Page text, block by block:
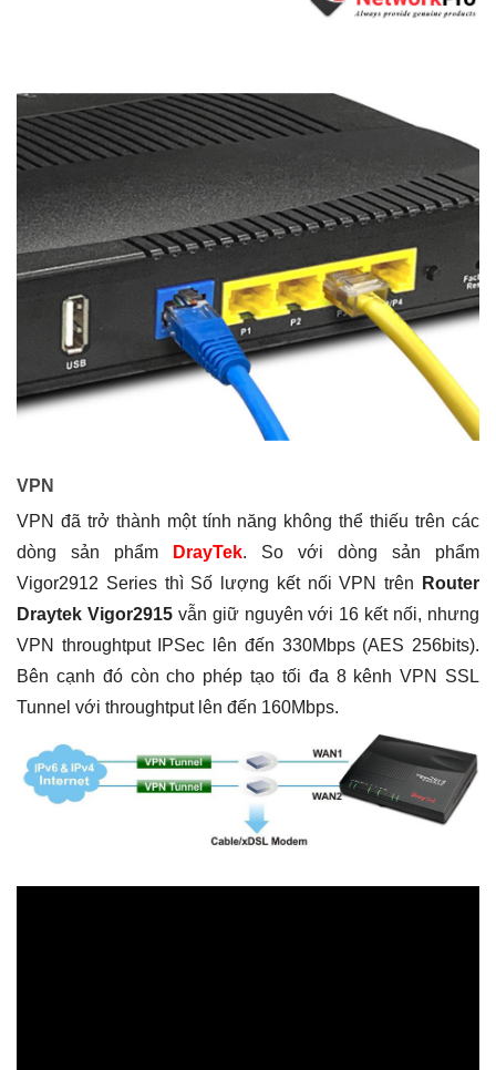
VPN
VPN đã trở thành một tính năng không thể thiếu trên các
dòng sản phẩm
DrayTek. So với dòng sản phẩm
Vigor2912 Series thì Số lượng kết nối VPN trên
Router
Draytek Vigor2915vẫn giữ nguyên với 16 kết nối, nhưng
VPN throughtput IPSec lên đến 330Mbps (AES 256bits).
Bên cạnh đó còn cho phép tạo tối đa 8 kênh VPN SSL
Tunnel với throughtput lên đến 160Mbps.